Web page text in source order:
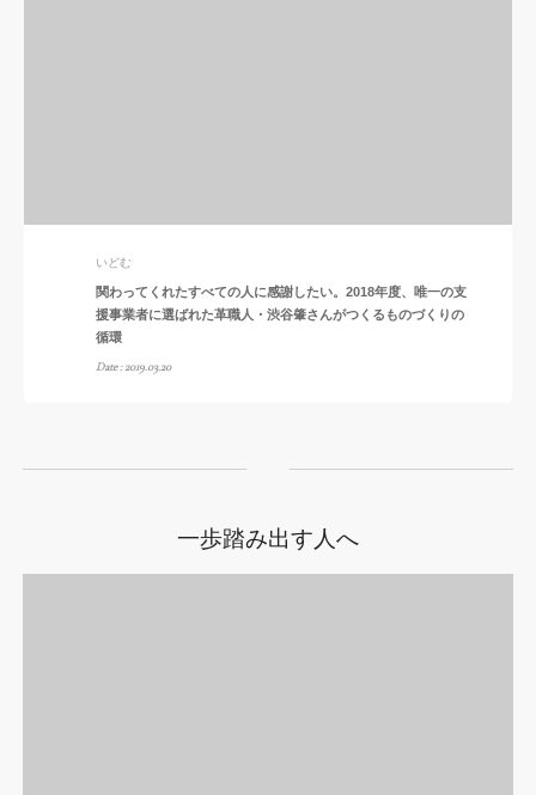
いどむ
関わってくれたすべての人に感謝したい。2018年度、唯一の支
援事業者に選ばれた革職人・渋谷肇さんがつくるものづくりの
循環
Date : 2019.03.20
一歩踏み出す人へ